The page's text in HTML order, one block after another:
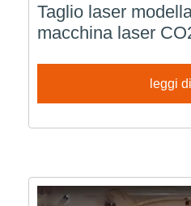
Taglio laser
macchina laser
leggi